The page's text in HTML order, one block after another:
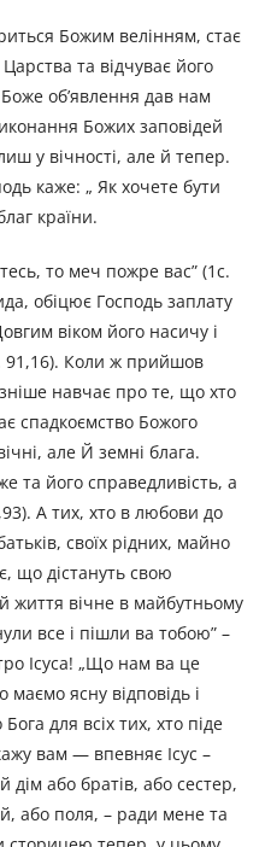
Божим велінням, стає
та відчуває його
об’явлення дав нам
Божих заповідей
у вічності, але й тепер.
каже: „ Як хочете бути
країни.
то меч пожре вас” (1с.
обіцює Господь заплату
віком його насичу і
91,16). Коли ж прийшов
навчає про те, що хто
спадкоємство Божого
але Й земні блага.
та його справедливість, а
А тих, хто в любови до
своїх рідних, майно
що дістануть свою
життя вічне в майбутньому
все і пішли ва тобою” –
Ісуса! „Що нам ва це
маємо ясну відповідь і
для всіх тих, хто піде
вам — впевняє Ісус –
дім або братів, або сестер,
або поля, – ради мене та